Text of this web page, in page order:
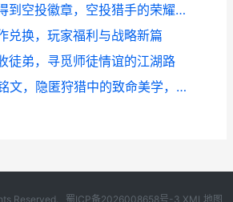
**和平精英怎么得到空投徽章，空投猎手的荣耀之路**
兑换，玩家福利与战略新篇
徒弟，寻觅师徒情谊的江湖路
王者荣耀21暴击铭文，隐匿狩猎中的致命美学，副标题，一套铭文背后的节奏与博弈艺术
Reserved. 蜀ICP备2026008658号-3 XML地图